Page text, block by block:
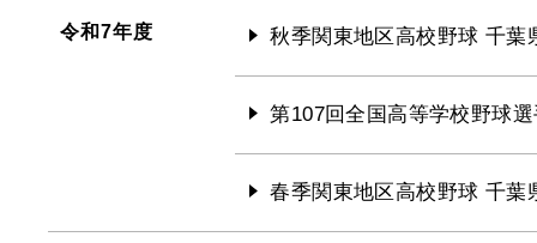
令和7年度 秋季関東地区高校野球 千葉
第107回全国高等学校野球
春季関東地区高校野球 千葉